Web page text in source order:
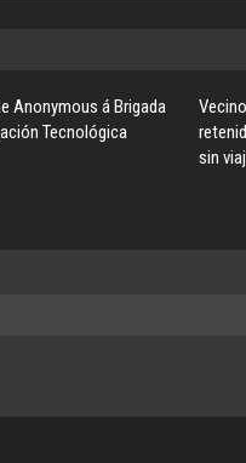
Anonymous á Brigada
Tecnológica
sin